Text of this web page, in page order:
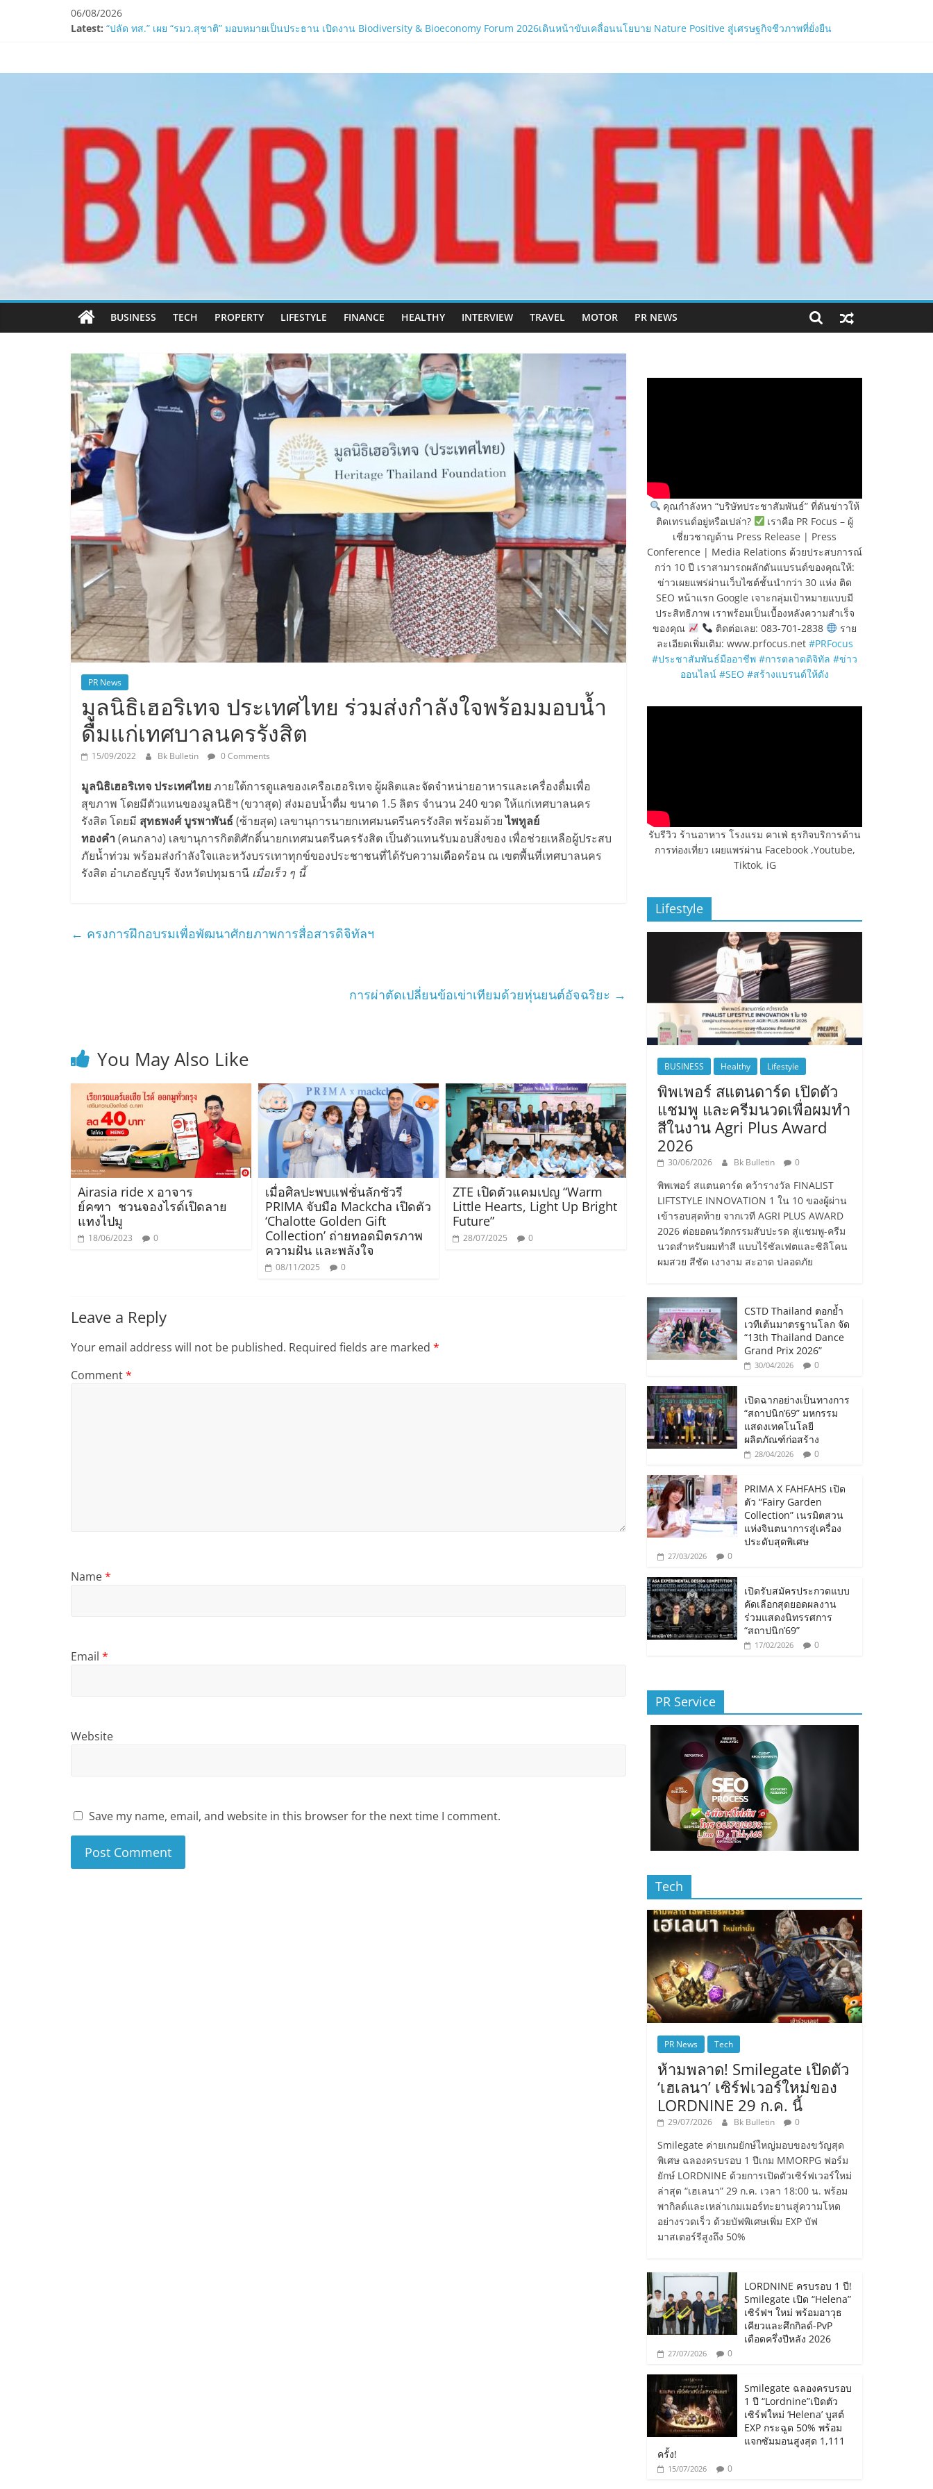
06/08/2026
Latest: “ปลัด ทส.” เผย “รมว.สุชาติ” มอบหมายเป็นประธาน เปิดงาน Biodiversity & Bioeconomy Forum 2026เดินหน้าขับเคลื่อนนโยบาย Nature Positive สู่เศรษฐกิจชีวภาพที่ยั่งยืน
Smilegate ฉลองครบรอบ 1 ปี “Lordnine”เปิดตัวเซิร์ฟใหม่ ‘Helena’ บูสต์ EXP กระฉูด 50% พร้อมแจกซัมมอนสูงสุด 1,111 ครั้ง!
ZTE จับมือ AIS อัปเกรด Backbone Networkสำหรับภาครัฐและองค์กรธุรกิจ มุ่งเสริมรากฐานเศรษฐกิจดิจิทัลให้แกร่งยิ่งขึ้น
www.bkbulletin.com
ข่าว
ครบ
ด้าน
BUSINESS TECH PROPERTY LIFESTYLE FINANCE HEALTHY INTERVIEW TRAVEL MOTOR PR NEWS
PR News
มูลนิธิเฮอริเทจ ประเทศไทย ร่วมส่งกำลังใจพร้อมมอบน้ำ
ดื่มแก่เทศบาลนครรังสิต
15/09/2022 Bk Bulletin 0 Comments
มูลนิธิเฮอริเทจ ประเทศไทยภายใต้การดูแลของเครือเฮอริเทจ ผู้ผลิตและจัดจำหน่ายอาหารและเครื่องดื่มเพื่อ
สุขภาพ โดยมีตัวแทนของมูลนิธิฯ (ขวาสุด) ส่งมอบน้ำดื่ม ขนาด 1.5 ลิตร จำนวน 240 ขวด ให้แก่เทศบาลนคร
รังสิต โดยมี สุทธพงศ์ บูรพาพันธ์(ซ้ายสุด) เลขานุการนายกเทศมนตรีนครรังสิต พร้อมด้วยไพทูลย์
ทองคำ (คนกลาง) เลขานุการกิตติศักดิ์นายกเทศมนตรีนครรังสิต เป็นตัวแทนรับมอบสิ่งของ เพื่อช่วยเหลือผู้ประสบ
ภัยน้ำท่วม พร้อมส่งกำลังใจและหวังบรรเทาทุกข์ของประชาชนที่ได้รับความเดือดร้อน ณ เขตพื้นที่เทศบาลนคร
รังสิต อำเภอธัญบุรี จังหวัดปทุมธานี เมื่อเร็ว ๆ นี้
← ครงการฝึกอบรมเพื่อพัฒนาศักยภาพการสื่อสารดิจิทัลฯ
การผ่าตัดเปลี่ยนข้อเข่าเทียมด้วยหุ่นยนต์อัจฉริยะ →
You May Also Like
Airasia ride x อาจาร
ย์คฑา ชวนจองไรด์เปิดลาย
แทงไปมู
18/06/2023 0
เมื่อศิลปะพบแฟชั่นลักชัวรี
PRIMA จับมือ Mackcha เปิดตัว
‘Chalotte Golden Gift
Collection’ ถ่ายทอดมิตรภาพ
ความฝัน และพลังใจ
08/11/2025 0
ZTE เปิดตัวแคมเปญ “Warm
Little Hearts, Light Up Bright
Future”
28/07/2025 0
Leave a Reply
Your email address will not be published. Required fields are marked *
Comment*
Name*
Email *
Website
Save my name, email, and website in this browser for the next time I comment.
คุณกำลังหา “บริษัทประชาสัมพันธ์” ที่ดันข่าวให้
ติดเทรนด์อยู่หรือเปล่า?
เราคือ PR Focus – ผู้
เชี่ยวชาญด้าน Press Release | Press
Conference | Media Relations ด้วยประสบการณ์
กว่า 10 ปี เราสามารถผลักดันแบรนด์ของคุณให้:
ข่าวเผยแพร่ผ่านเว็บไซต์ชั้นนำกว่า 30 แห่ง ติด
SEO หน้าแรก Google เจาะกลุ่มเป้าหมายแบบมี
ประสิทธิภาพ เราพร้อมเป็นเบื้องหลังความสำเร็จ
ของคุณ
ติดต่อเลย: 083-701-2838
ราย
ละเอียดเพิ่มเติม: www.prfocus.net #PRFocus
#ประชาสัมพันธ์มืออาชีพ #การตลาดดิจิทัล #ข่าว
ออนไลน์ #SEO #สร้างแบรนด์ให้ดัง
รับรีวิว ร้านอาหาร โรงแรม คาเฟ่ ธุรกิจบริการด้าน
การท่องเที่ยว เผยแพร่ผ่าน Facebook ,Youtube,
Tiktok, iG
Lifestyle
BUSINESS Healthy Lifestyle
พิพเพอร์ สแตนดาร์ด เปิดตัว
แชมพู และครีมนวดเพื่อผมทำ
สีในงาน Agri Plus Award
2026
30/06/2026 Bk Bulletin 0
พิพเพอร์ สแตนดาร์ด คว้ารางวัล FINALIST
LIFTSTYLE INNOVATION 1 ใน 10 ของผู้ผ่าน
เข้ารอบสุดท้าย จากเวที AGRI PLUS AWARD
2026 ต่อยอดนวัตกรรมสับปะรด สู่แชมพู-ครีม
นวดสำหรับผมทำสี แบบไร้ซัลเฟตและซิลิโคน
ผมสวย สีชัด เงางาม สะอาด ปลอดภัย
CSTD Thailand ตอกย้ำ
เวทีเต้นมาตรฐานโลก จัด
“13th Thailand Dance
Grand Prix 2026”
30/04/2026 0
เปิดฉากอย่างเป็นทางการ
“สถาปนิก’69” มหกรรม
แสดงเทคโนโลยี
ผลิตภัณฑ์ก่อสร้าง
28/04/2026 0
PRIMA X FAHFAHS เปิด
ตัว “Fairy Garden
Collection” เนรมิตสวน
แห่งจินตนาการสู่เครื่อง
ประดับสุดพิเศษ
27/03/2026 0
เปิดรับสมัครประกวดแบบ
คัดเลือกสุดยอดผลงาน
ร่วมแสดงนิทรรศการ
“สถาปนิก’69”
17/02/2026 0
PR Service
Tech
PR News Tech
ห้ามพลาด! Smilegate เปิดตัว
‘เฮเลนา’ เซิร์ฟเวอร์ใหม่ของ
LORDNINE 29 ก.ค. นี้
29/07/2026 Bk Bulletin 0
Smilegate ค่ายเกมยักษ์ใหญ่มอบของขวัญสุด
พิเศษ ฉลองครบรอบ 1 ปีเกม MMORPG ฟอร์ม
ยักษ์ LORDNINE ด้วยการเปิดตัวเซิร์ฟเวอร์ใหม่
ล่าสุด “เฮเลนา” 29 ก.ค. เวลา 18:00 น. พร้อม
พากิลด์และเหล่าเกมเมอร์ทะยานสู่ความโหด
อย่างรวดเร็ว ด้วยบัฟพิเศษเพิ่ม EXP บัฟ
มาสเตอร์รีสูงถึง 50%
LORDNINE ครบรอบ 1 ปี!
Smilegate เปิด “Helena”
เซิร์ฟฯ ใหม่ พร้อมอาวุธ
เคียวและศึกกิลด์-PvP
เดือดครึ่งปีหลัง 2026
27/07/2026 0
Smilegate ฉลองครบรอบ
1 ปี “Lordnine”เปิดตัว
เซิร์ฟใหม่ ‘Helena’ บูสต์
EXP กระฉูด 50% พร้อม
แจกซัมมอนสูงสุด 1,111
ครั้ง!
15/07/2026 0